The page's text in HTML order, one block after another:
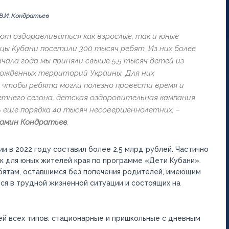
Кондратьев
оздоравливаться как взрослые, так и юные
Кубани посетили 300 тысяч ребят. Из них более
года мы приняли свыше 5,5 тысяч детей из
территорий Украины. Для них
ребята могли полезно провести время и
сезона, детская оздоровительная кампания
порядка 40 тысяч несовершеннолетних, –
Кондратьев.
в 2022 году составил более 2,5 млрд рублей. Частично
для юных жителей края по программе «Дети Кубани».
оставшимся без попечения родителей, имеющим
в трудной жизненной ситуации и состоящих на
всех типов: стационарные и пришкольные с дневным